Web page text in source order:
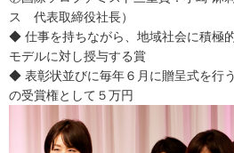
ス 代表取締役社長）
◆ 仕事を持ちながら、地域社会に積極
モデルに対し授与する賞
◆ 表彰状並びに毎年６月に贈呈式を行
の受賞権として５万円